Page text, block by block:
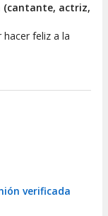
(cantante, actriz,
feliz a la
verificada